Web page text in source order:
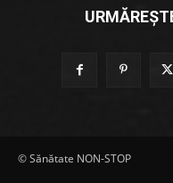
© Sănătate NON-STOP